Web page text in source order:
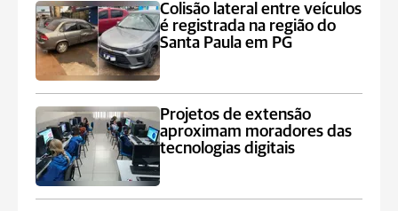
Colisão lateral entre veículos
é registrada na região do
Santa Paula em PG
Projetos de extensão
aproximam moradores das
tecnologias digitais